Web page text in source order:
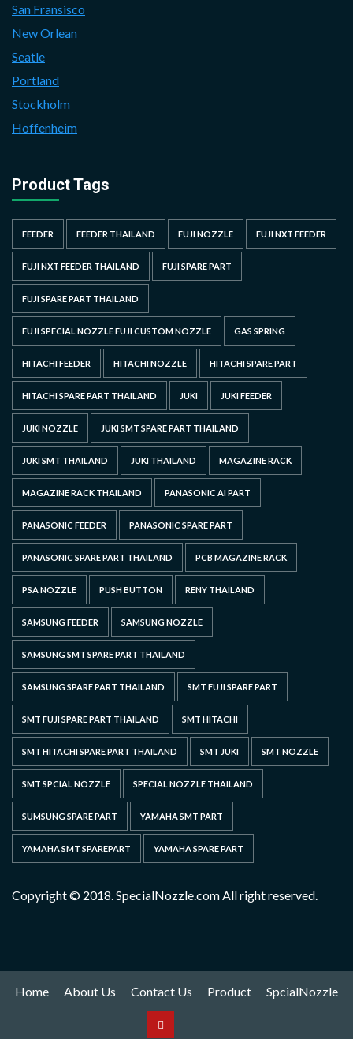
San Fransisco
New Orlean
Seatle
Portland
Stockholm
Hoffenheim
Product Tags
FEEDER FEEDER THAILAND FUJI NOZZLE FUJI NXT FEEDER
FUJI NXT FEEDER THAILAND FUJI SPARE PART
FUJI SPARE PART THAILAND
FUJI SPECIAL NOZZLE FUJI CUSTOM NOZZLE GAS SPRING
HITACHI FEEDER HITACHI NOZZLE HITACHI SPARE PART
HITACHI SPARE PART THAILAND JUKI JUKI FEEDER
JUKI NOZZLE JUKI SMT SPARE PART THAILAND
JUKI SMT THAILAND JUKI THAILAND MAGAZINE RACK
MAGAZINE RACK THAILAND PANASONIC AI PART
PANASONIC FEEDER PANASONIC SPARE PART
PANASONIC SPARE PART THAILAND PCB MAGAZINE RACK
PSA NOZZLE PUSH BUTTON RENY THAILAND
SAMSUNG FEEDER SAMSUNG NOZZLE
SAMSUNG SMT SPARE PART THAILAND
SAMSUNG SPARE PART THAILAND SMT FUJI SPARE PART
SMT FUJI SPARE PART THAILAND SMT HITACHI
SMT HITACHI SPARE PART THAILAND SMT JUKI SMT NOZZLE
SMT SPCIAL NOZZLE SPECIAL NOZZLE THAILAND
SUMSUNG SPARE PART YAMAHA SMT PART
YAMAHA SMT SPAREPART YAMAHA SPARE PART
Copyright © 2018. SpecialNozzle.com All right reserved.
Home About Us Contact Us Product SpcialNozzle
Product